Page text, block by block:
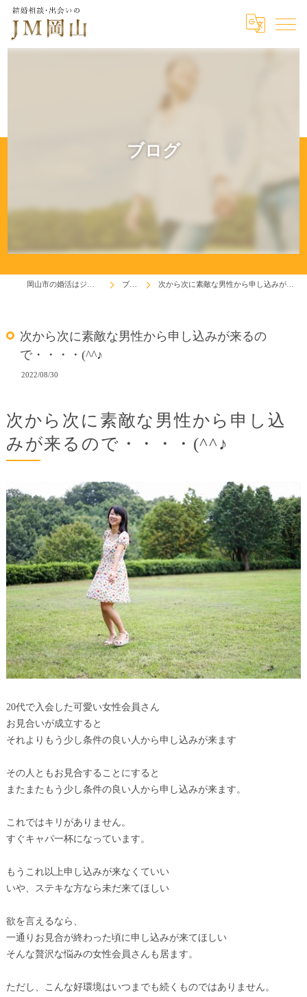
ブログ
ブログ 次から次に素敵な男性から申し込みが来るので・・・・(^^♪
次から次に素敵な男性から申し込みが来るの
で・・・・(^^♪
2022/08/30
次から次に素敵な男性から申し込
みが来るので・・・・(^^♪
20代で入会した可愛い女性会員さん
お見合いが成立すると
それよりもう少し条件の良い人から申し込みが来ます
その人ともお見合することにすると
またまたもう少し条件の良い人から申し込みが来ます。
これではキリがありません。
すぐキャパ一杯になっています。
もうこれ以上申し込みが来なくていい
いや、ステキな方なら未だ来てほしい
欲を言えるなら、
一通りお見合が終わった頃に申し込みが来てほしい
そんな贅沢な悩みの女性会員さんも居ます。
ただし、こんな好環境はいつまでも続くものではありません。